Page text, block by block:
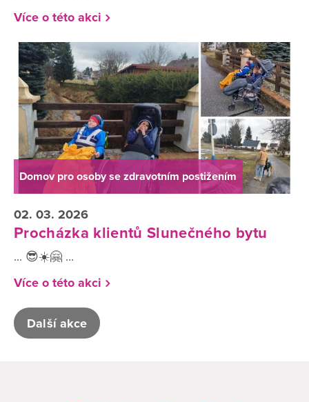
Více o této akci
Domov pro osoby se zdravotním postižením
02. 03. 2026
Procházka klientů Slunečného bytu
... 😎☀️🤗 ...
Více o této akci
Další akce